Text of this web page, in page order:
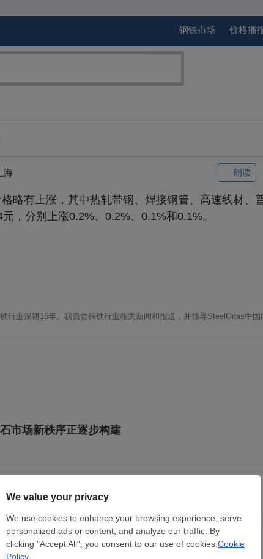
钢铁市场 价格播
海 朗读
略有上涨，其中热轧带钢、焊接钢管、高速线材、
，分别上涨0.2%、0.2%、0.1%和0.1%。
行业深耕16年。我负责钢铁行业相关新闻和报道，并领导SteelOrbis中国
市场新秩序正逐步构建
于荣枯线以下
理制度